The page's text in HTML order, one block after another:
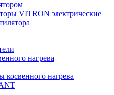
VITRON электрические
нагрева
косвенного нагрева